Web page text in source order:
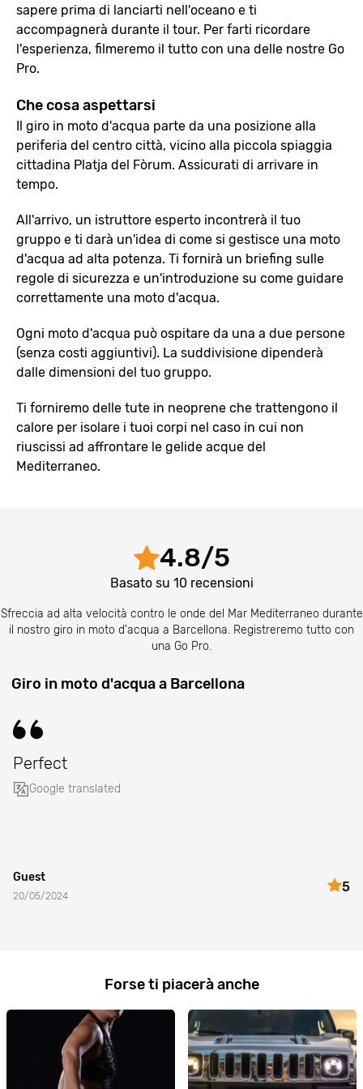
sapere prima di lanciarti nell'oceano e ti
accompagnerà durante il tour. Per farti ricordare
l'esperienza, filmeremo il tutto con una delle nostre Go
Pro.
Che cosa aspettarsi
Il giro in moto d'acqua parte da una posizione alla
periferia del centro città, vicino alla piccola spiaggia
cittadina Platja del Fòrum. Assicurati di arrivare in
tempo.
All'arrivo, un istruttore esperto incontrerà il tuo
gruppo e ti darà un'idea di come si gestisce una moto
d'acqua ad alta potenza. Ti fornirà un briefing sulle
regole di sicurezza e un'introduzione su come guidare
correttamente una moto d'acqua.
Ogni moto d'acqua può ospitare da una a due persone
(senza costi aggiuntivi). La suddivisione dipenderà
dalle dimensioni del tuo gruppo.
Ti forniremo delle tute in neoprene che trattengono il
calore per isolare i tuoi corpi nel caso in cui non
riuscissi ad affrontare le gelide acque del
Mediterraneo.
4.8/5
Basato su 10recensioni
Sfreccia ad alta velocità contro le onde del Mar Mediterraneo durante
il nostro giro in moto d'acqua a Barcellona. Registreremo tutto con
una Go Pro.
Giro in moto d'acqua a Barcellona
Perfect
Google translated
Guest
20/05/2024
5
Forse ti piacerà anche